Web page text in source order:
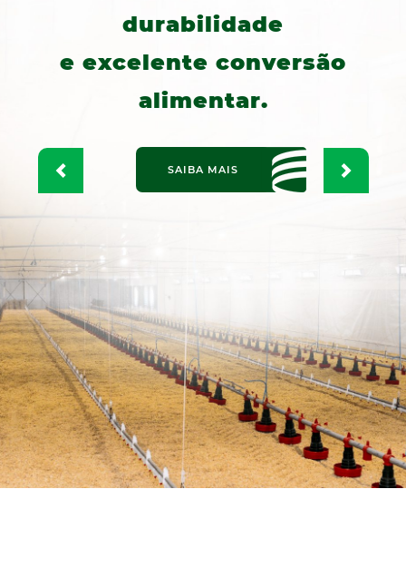
durabilidade
e excelente conversão
alimentar.
SAIBA MAIS